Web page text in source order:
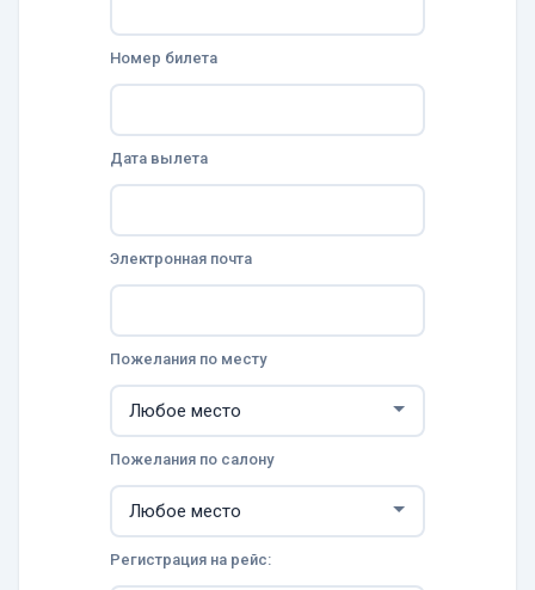
Номер билета
Дата вылета
Электронная почта
Пожелания по месту
Пожелания по салону
Регистрация на рейс: